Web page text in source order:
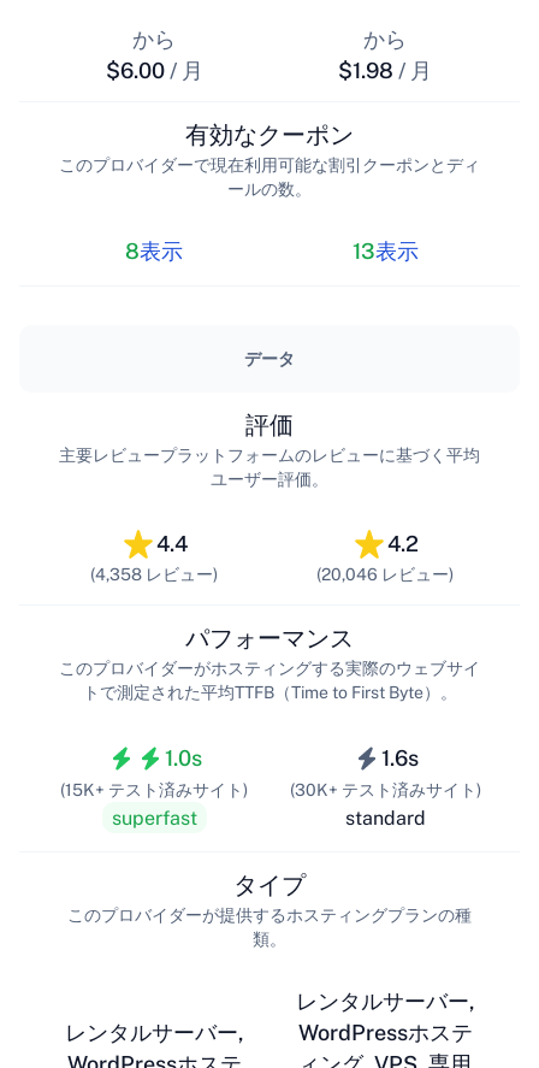
から
$6.00 / 月
から
$1.98 / 月
8表示
有効なクーポン
このプロバイダーで現在利用可能な割引クーポンとディ
ールの数。
13表示
データ
4.4
(4,358 レビュー)
評価
主要レビュープラットフォームのレビューに基づく平均
ユーザー評価。
4.2
(20,046 レビュー)
1.0s
(15K+ テスト済みサイト)
superfast
パフォーマンス
このプロバイダーがホスティングする実際のウェブサイ
トで測定された平均TTFB（Time to First Byte）。
1.6s
(30K+ テスト済みサイト)
standard
レンタルサーバー,
タイプ
このプロバイダーが提供するホスティングプランの種
類。
レンタルサーバー,
WordPressホステ